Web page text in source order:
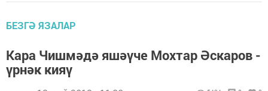
БЕЗГӘ ЯЗАЛАР
Кара Чишмәдә яшәүче Мохтар Әскаров -
үрнәк кияү